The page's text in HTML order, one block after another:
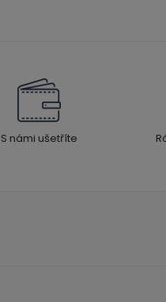
S námi ušetříte